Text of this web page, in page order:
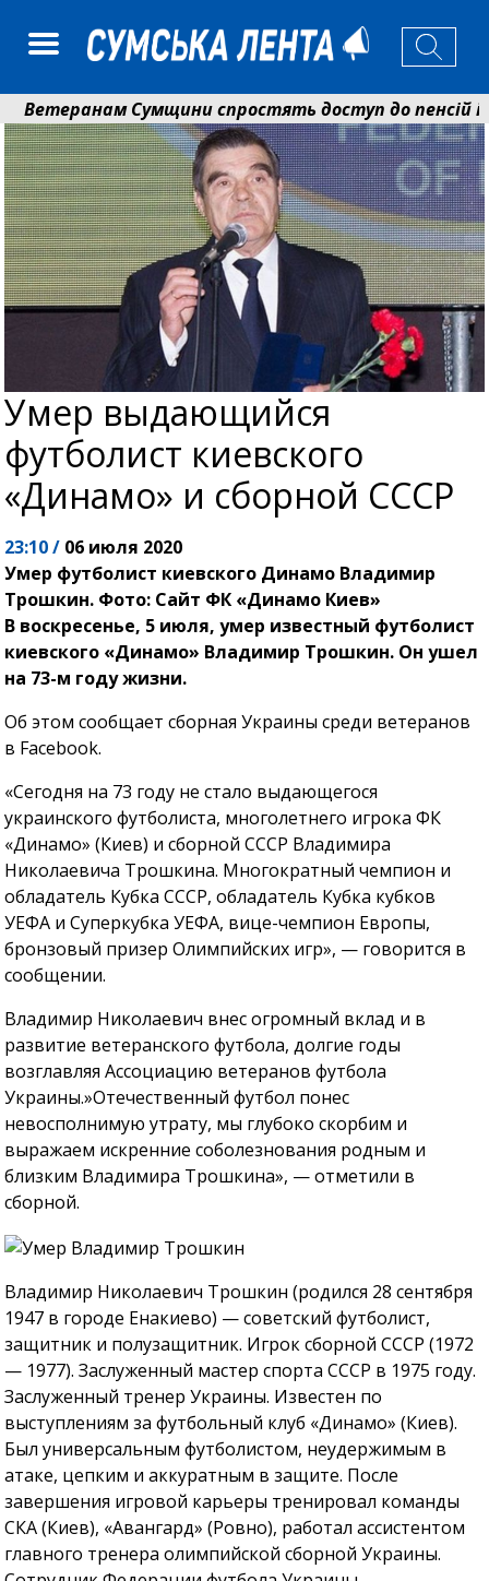
Сумщини спростять доступ до пенсій і
розширює програму відпочинку дітей із
Умер выдающийся
футболист киевского
«Динамо» и сборной СССР
23:10 / 06 июля 2020
Умер футболист киевского Динамо Владимир
Трошкин. Фото: Сайт ФК «Динамо Киев»
В воскресенье, 5 июля, умер известный футболист
киевского «Динамо» Владимир Трошкин. Он ушел
на 73-м году жизни.
Об этом сообщает сборная Украины среди ветеранов
в Facebook.
«Сегодня на 73 году не стало выдающегося
украинского футболиста, многолетнего игрока ФК
«Динамо» (Киев) и сборной СССР Владимира
Николаевича Трошкина. Многократный чемпион и
обладатель Кубка СССР, обладатель Кубка кубков
УЕФА и Суперкубка УЕФА, вице-чемпион Европы,
бронзовый призер Олимпийских игр», — говорится в
сообщении.
Владимир Николаевич внес огромный вклад и в
развитие ветеранского футбола, долгие годы
возглавляя Ассоциацию ветеранов футбола
Украины.»Отечественный футбол понес
невосполнимую утрату, мы глубоко скорбим и
выражаем искренние соболезнования родным и
близким Владимира Трошкина», — отметили в
сборной.
Владимир Николаевич Трошкин (родился 28 сентября
1947 в городе Енакиево) — советский футболист,
защитник и полузащитник. Игрок сборной СССР (1972
— 1977). Заслуженный мастер спорта СССР в 1975 году.
Заслуженный тренер Украины. Известен по
выступлениям за футбольный клуб «Динамо» (Киев).
Был универсальным футболистом, неудержимым в
атаке, цепким и аккуратным в защите. После
завершения игровой карьеры тренировал команды
СКА (Киев), «Авангард» (Ровно), работал ассистентом
главного тренера олимпийской сборной Украины.